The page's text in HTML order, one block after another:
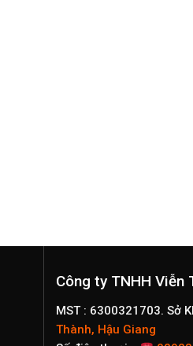
Công ty TNHH Viễn
MST : 6300321703. Sở
Thành, Hậu Giang